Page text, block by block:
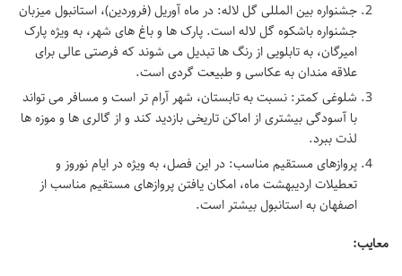
جشنواره بین المللی گل لاله: در ماه آوریل (فروردین)، استانبول میزبان
جشنواره باشکوه گل لاله است. پارک ها و باغ های شهر، به ویژه پارک
امیرگان، به تابلویی از رنگ ها تبدیل می شوند که فرصتی عالی برای
علاقه مندان به عکاسی و طبیعت گردی است.
شلوغی کمتر: نسبت به تابستان، شهر آرام تر است و مسافر می تواند
با آسودگی بیشتری از اماکن تاریخی بازدید کند و از گالری ها و موزه ها
لذت ببرد.
پروازهای مستقیم مناسب: در این فصل، به ویژه در ایام نوروز و
تعطیلات اردیبهشت ماه، امکان یافتن پروازهای مستقیم مناسب از
اصفهان به استانبول بیشتر است.
معایب: